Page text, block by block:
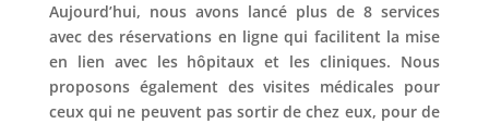
Aujourd’hui, nous avons lancé plus de 8 services
avec des réservations en ligne qui facilitent la mise
en lien avec les hôpitaux et les cliniques. Nous
proposons également des visites médicales pour
ceux qui ne peuvent pas sortir de chez eux, pour de